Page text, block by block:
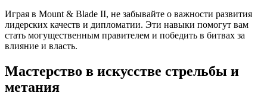
Играя в Mount & Blade II, не забывайте о важности развития
лидерских качеств и дипломатии. Эти навыки помогут вам
стать могущественным правителем и победить в битвах за
влияние и власть.
Мастерство в искусстве стрельбы и
метания